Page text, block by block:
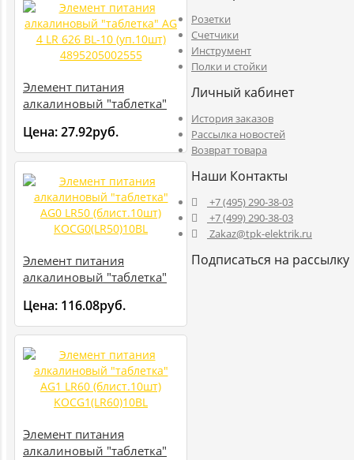
Элемент питания
алкалиновый "таблетка"
(уп.10шт) 4895205002555
Цена:27.92руб.
Элемент питания
алкалиновый "таблетка"
KOCG0(LR50)10BL
Цена: 116.08руб.
Элемент питания
алкалиновый "таблетка"
Розетки
Счетчики
Инструмент
Полки и стойки
Личный кабинет
История заказов
Рассылка новостей
Возврат товара
Наши Контакты
+7 (495) 290-38-03
+7 (499) 290-38-03
Zakaz@tpk-elektrik.ru
Подписаться на рассылку